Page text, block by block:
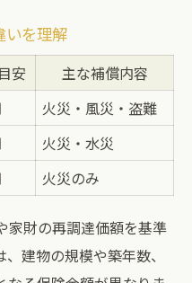
いを理解
安
主な補償内容
火災・風災・盗難
火災・水災
火災のみ
家財の再調達価額を基準
建物の規模や築年数、